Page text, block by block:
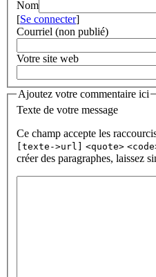
Nom
[Se connecter]
Courriel (non publié)
Votre site web
Ajoutez votre commentaire ici
Texte de votre message
Ce champ accepte les
[texte->url]
<quote>
créer des paragraphes, laissez